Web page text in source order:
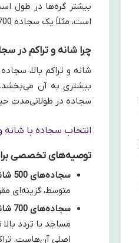
بیشتر گره‌ها در طول
است، مثلاً یک سجاده 700 شانه ممکن است تراکم 2100 یا 2550 داشته باشد.
چرا شانه و تراکم در
شانه و تراکم بالا،
بیشتری به آن
سجاده در طولانی‌مدت
انتخاب سجاده با
توصیه‌های تخصصی
سجاده‌های 500 شانه:
متوسط، گزینه‌ای
سجاده‌های 700 شانه:
مساجد با تردد
اصلی آن‌هاست. تراکم 2550 برای سجاده‌های 700 شانه بسیار رایج و